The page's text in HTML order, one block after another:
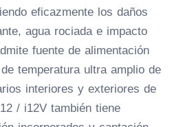
eficazmente los daños
agua rociada e impacto
fuente de alimentación
temperatura ultra amplio de
interiores y exteriores de
/ i12V también tiene